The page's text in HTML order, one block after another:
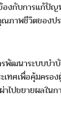
องกับการแก้ปั
ภาพชีวิตของป
ฒนาระบบบำ
ทศเพื่อคุ้มคร
ไปขยายผลใน